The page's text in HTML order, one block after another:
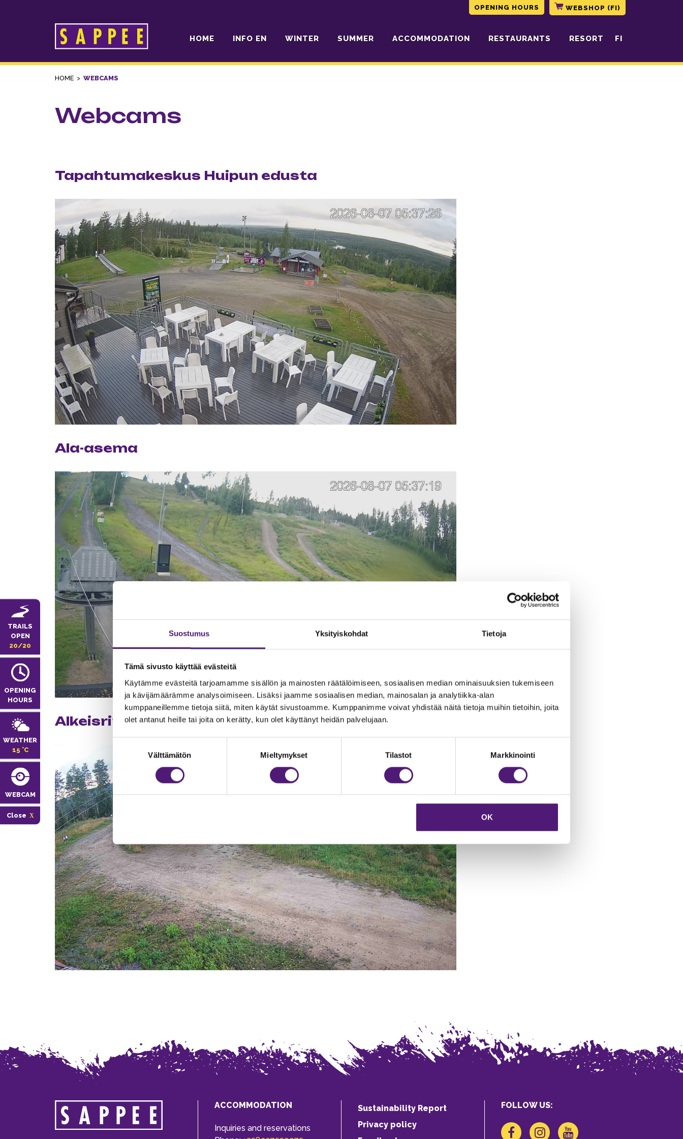
Suostumus Yksityiskohdat Tietoja
Tämä sivusto käyttää evästeitä
Käytämme evästeitä tarjoamamme sisällön ja mainosten räätälöimiseen, sosiaalisen median ominaisuuksien tukemiseen
ja kävijämäärämme analysoimiseen. Lisäksi jaamme sosiaalisen median, mainosalan ja analytiikka-alan
kumppaneillemme tietoja siitä, miten käytät sivustoamme. Kumppanimme voivat yhdistää näitä tietoja muihin tietoihin, joita
olet antanut heille tai joita on kerätty, kun olet käyttänyt heidän palvelujaan.
Välttämätön Mieltymykset Tilastot Markkinointi
OK
OPENING HOURS WEBSHOP (FI)
Päävalikko HOME INFO EN WINTER SUMMER ACCOMMODATION RESTAURANTS RESORT FI
HOME > WEBCAMS
TRAILS
OPEN
20/20
OPENING
HOURS
WEATHER
15 °C
WEBCAM
Close
Webcams
Tapahtumakeskus Huipun edusta
Ala-asema
Alkeisrinne
ACCOMMODATION
Inquiries and reservations
Sustainability Report
Privacy policy
FOLLOW US: